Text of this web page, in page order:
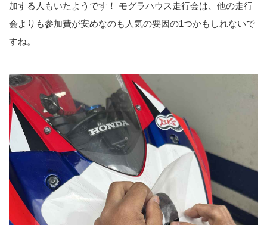
加する人もいたようです！ モグラハウス走行会は、他の走行
会よりも参加費が安めなのも人気の要因の1つかもしれないで
すね。